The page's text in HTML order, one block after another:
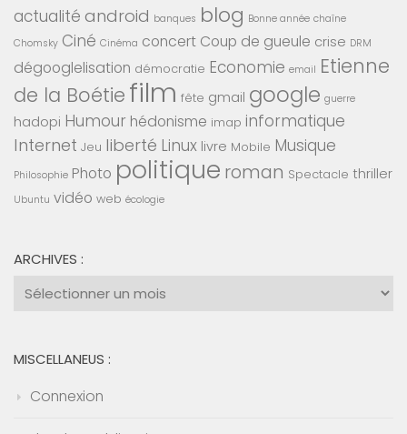
actualité android banques blog Bonne année chaîne
Chomsky Ciné Cinéma concert Coup de gueule crise DRM
dégooglelisation démocratie Economie email Etienne
de la Boétie film fête gmail google guerre
hadopi Humour hédonisme imap informatique
Internet Jeu liberté Linux livre Mobile Musique
Philosophie Photo politique roman Spectacle thriller
Ubuntu vidéo web écologie
ARCHIVES :
Archives
MISCELLANEUS :
Connexion